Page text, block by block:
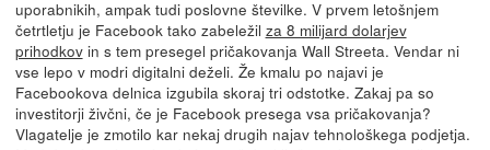
uporabnikih, ampak tudi poslovne številke. V prvem letošnjem
četrtletju je Facebook tako zabeležil za 8 milijard dolarjev
prihodkovin s tem presegel pričakovanja Wall Streeta. Vendar ni
vse lepo v modri digitalni deželi. Že kmalu po najavi je
Facebookova delnica izgubila skoraj tri odstotke. Zakaj pa so
investitorji živčni, če je Facebook presega vsa pričakovanja?
Vlagatelje je zmotilo kar nekaj drugih najav tehnološkega podjetja.